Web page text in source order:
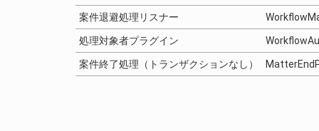
案件退避処理リスナー
処理対象者プラグイン
案件終了処理（トランザクションなし）